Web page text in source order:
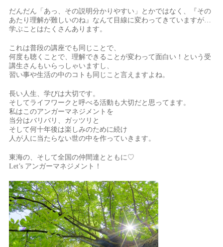
だんだん「あっ、その説明分かりやすい」とかではなく、『その
あたり理解が難しいのね』なんて目線に変わってきていますが…
学ぶことはたくさんあります。
これは普段の講座でも同じことで、
何度も聴くことで、理解できることが変わって面白い！という受
講生さんもいらっしゃいますし、
習い事や生活の中のコトも同じこと言えますよね。
長い人生、学びは大切です。
そしてライフワークと呼べる活動も大切だと思ってます。
私はこのアンガーマネジメントを
当分はバリバリ、ガッツリと
そして何十年後は楽しみのために続け
人が人に当たらない世の中を作っていきます。
東海の、そして全国の仲間達とともに♡
Let’s アンガーマネジメント！